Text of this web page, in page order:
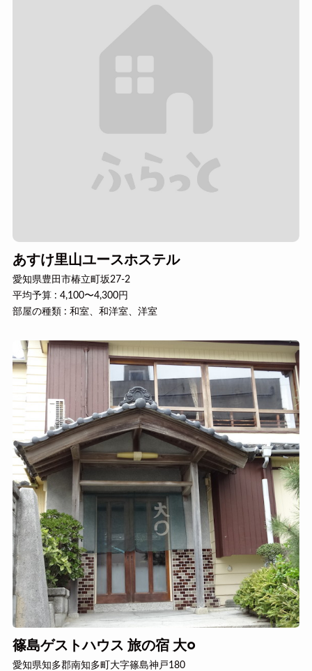
あすけ里山ユースホステル
愛知県豊田市椿立町坂27-2
平均予算 : 4,100〜4,300円
部屋の種類 : 和室、和洋室、洋室
篠島ゲストハウス 旅の宿 大○
愛知県知多郡南知多町大字篠島神戸180